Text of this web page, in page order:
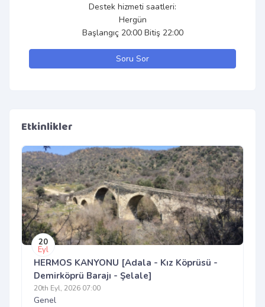
Destek hizmeti saatleri:
Hergün
Başlangıç 20:00 Bitiş 22:00
Soru Sor
Etkinlikler
20
Eyl
HERMOS KANYONU [Adala - Kız Köprüsü -
Demirköprü Barajı - Şelale]
20th Eyl, 2026 07:00
Genel